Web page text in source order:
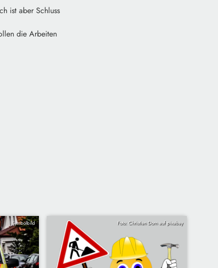
ist aber Schluss
die Arbeiten
Symbolbild Foto: Christian Dorn auf pixabay